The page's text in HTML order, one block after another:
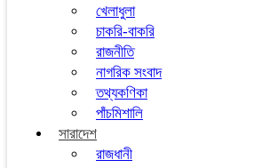
খেলাধুলা
চাকরি-বাকরি
রাজনীতি
নাগরিক সংবাদ
তথ্যকণিকা
পাঁচমিশালি
সারাদেশ
রাজধানী